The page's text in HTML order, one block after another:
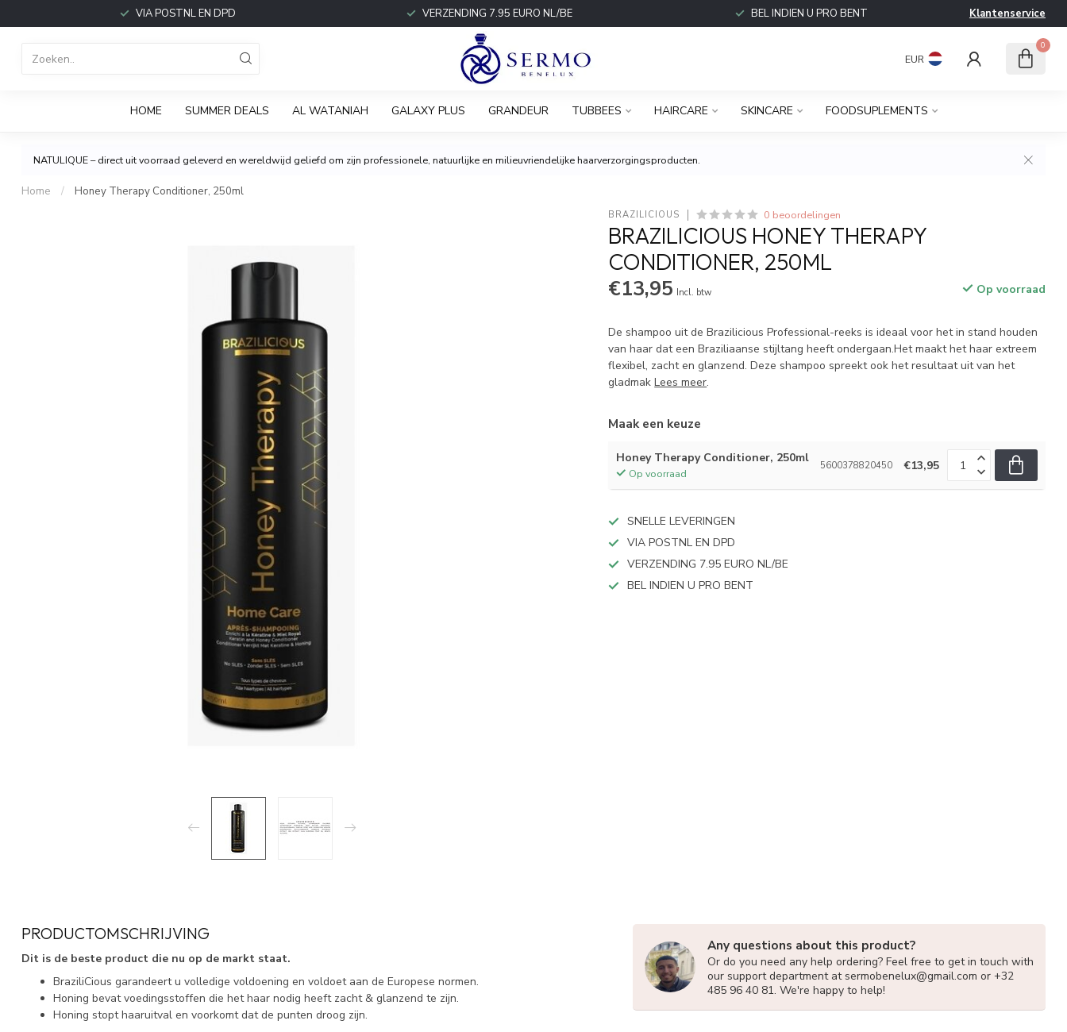
VIA POSTNL EN DPD VERZENDING 7.95 EURO NL/BE BEL INDIEN U PRO BENT Klantenservice
EUR
0
HOME SUMMER DEALS AL WATANIAH GALAXY PLUS GRANDEUR TUBBEES HAIRCARE SKINCARE FOODSUPLEMENTS
NATULIQUE – direct uit voorraad geleverd en wereldwijd geliefd om zijn professionele, natuurlijke en milieuvriendelijke haarverzorgingsproducten.
Home / Honey Therapy Conditioner, 250ml
BRAZILICIOUS 0 beoordelingen
BRAZILICIOUS HONEY THERAPY
CONDITIONER, 250ML
€13,95 Incl. btw Op voorraad
De shampoo uit de Brazilicious Professional-reeks is ideaal voor het in stand houden
van haar dat een Braziliaanse stijltang heeft ondergaan.Het maakt het haar extreem
flexibel, zacht en glanzend. Deze shampoo spreekt ook het resultaat uit van het
gladmakLees meer.
Maak een keuze
Honey Therapy Conditioner, 250ml
Op voorraad
5600378820450 €13,95
SNELLE LEVERINGEN
VIA POSTNL EN DPD
VERZENDING 7.95 EURO NL/BE
BEL INDIEN U PRO BENT
PRODUCTOMSCHRIJVING
Dit is de beste product die nu op de markt staat.
BraziliCious garandeert u volledige voldoening en voldoet aan de Europese normen.
Honing bevat voedingsstoffen die het haar nodig heeft zacht & glanzend te zijn.
Honing stopt haaruitval en voorkomt dat de punten droog zijn.
Any questions about this product?
Or do you need any help ordering? Feel free to get in touch with
our support department at sermobenelux@gmail.com or +32
485 96 40 81. We're happy to help!